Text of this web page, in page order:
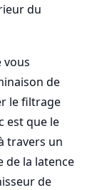
du
vous
de
le filtrage
est que le
travers un
de la latence
de